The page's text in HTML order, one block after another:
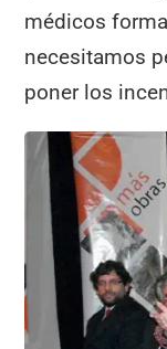
médicos
necesitamos
poner los